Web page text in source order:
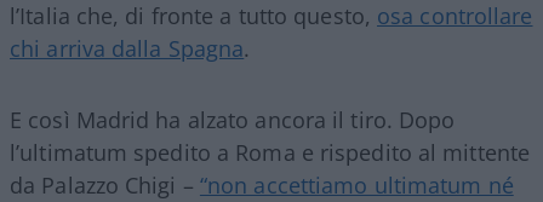
l’Italia che, di fronte a tutto questo, osa controllare
chi arriva dalla Spagna.
E così Madrid ha alzato ancora il tiro. Dopo
l’ultimatum spedito a Roma e rispedito al mittente
da Palazzo Chigi – “non accettiamo ultimatum né